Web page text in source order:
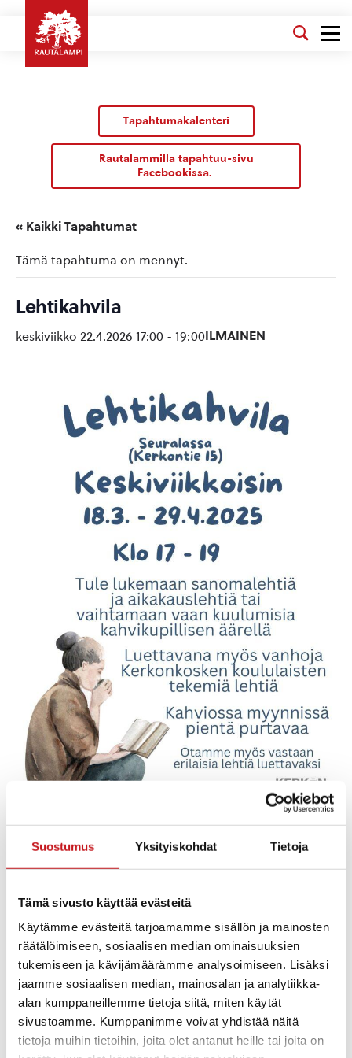
Suostumus Yksityiskohdat Tietoja
Tämä sivusto käyttää evästeitä
Käytämme evästeitä tarjoamamme sisällön ja mainosten
räätälöimiseen, sosiaalisen median ominaisuuksien
tukemiseen ja kävijämäärämme analysoimiseen. Lisäksi
jaamme sosiaalisen median, mainosalan ja analytiikka-
alan kumppaneillemme tietoja siitä, miten käytät
sivustoamme. Kumppanimme voivat yhdistää näitä
tietoja muihin tietoihin, joita olet antanut heille tai joita on
Tapahtumakalenteri
Rautalammilla tapahtuu-sivu
Facebookissa.
« Kaikki Tapahtumat
Tämä tapahtuma on mennyt.
Lehtikahvila
keskiviikko 22.4.2026 17:00 - 19:00ILMAINEN
Lehtikahvila Seuralassa keskiviikkoisin 18.3.-29.4. klo 17
vaikka vaan tapaamaan tuttavia. Kerkonkosken
koululaisten tekemiä vanhoja lehtiä myös luettavissa.
Kahviossa myynnissä pientä purtavaa.
Järjestäjä Kerkonkosken Ketterä
Tervetula mukaan oman aikataulun mukaan!